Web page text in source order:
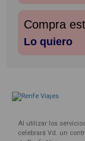
Compra
Lo quiero
Al utilizar los
celebrará Vd. un